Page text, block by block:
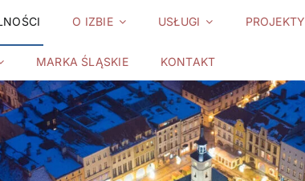
O IZBIE USŁUGI PROJEKTY
MARKA ŚLĄSKIE KONTAKT